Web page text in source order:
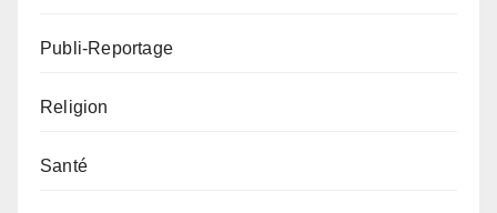
Publi-Reportage
Religion
Santé